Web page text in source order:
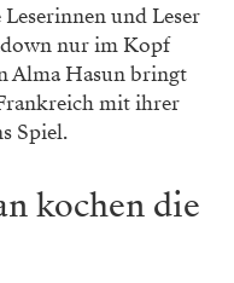
und Leser
nur im Kopf
Alma Hasun bringt
mit ihrer
Spiel.
kochen die